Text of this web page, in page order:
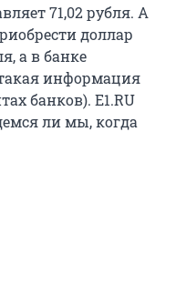
71,02 рубля. А
доллар
а в банке
информация
банков). E1.RU
ли мы, когда